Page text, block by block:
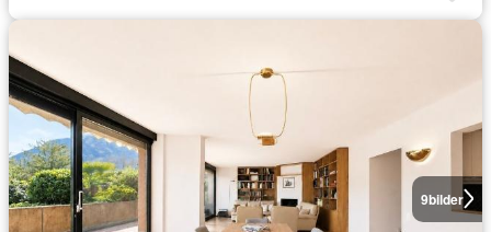
9bilder